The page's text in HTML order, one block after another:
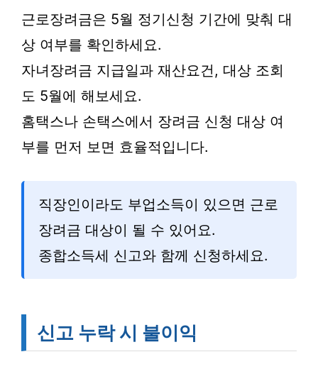
근로장려금은 5월 정기신청 기간에 맞춰 대
상 여부를 확인하세요.
자녀장려금 지급일과 재산요건, 대상 조회
도 5월에 해보세요.
홈택스나 손택스에서 장려금 신청 대상 여
부를 먼저 보면 효율적입니다.
직장인이라도 부업소득이 있으면 근로
장려금 대상이 될 수 있어요.
종합소득세 신고와 함께 신청하세요.
신고 누락 시 불이익